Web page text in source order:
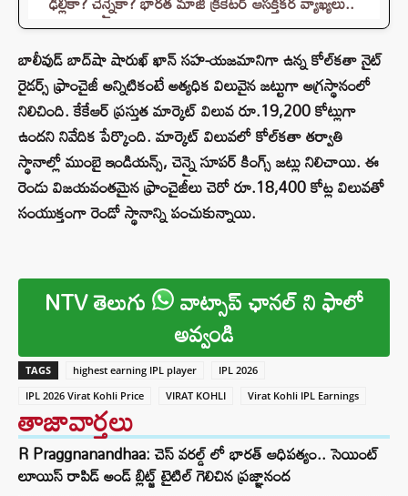
బాలీవుడ్ బాద్‌షా షారుఖ్ ఖాన్ సహ-యజమానిగా ఉన్న కోల్‌కతా నైట్
రైడర్స్ ఫ్రాంచైజీ అన్నిటికంటే అత్యధిక విలువైన జట్టుగా అగ్రస్థానంలో
నిలిచింది. కేకేఆర్ ప్రస్తుత మార్కెట్ విలువ రూ.19,200 కోట్లుగా
ఉందని నివేదిక పేర్కొంది. మార్కెట్ విలువలో కోల్‌కతా తర్వాతి
స్థానాల్లో ముంబై ఇండియన్స్, చెన్నై సూపర్ కింగ్స్ జట్లు నిలిచాయి. ఈ
రెండు విజయవంతమైన ఫ్రాంచైజీలు చెరో రూ.18,400 కోట్ల విలువతో
సంయుక్తంగా రెండో స్థానాన్ని పంచుకున్నాయి.
NTV తెలుగు వాట్సాప్ ఛానల్ ని ఫాలో
అవ్వండి
TAGS highest earning IPL player
IPL 2026
IPL 2026 Virat Kohli Price
VIRAT KOHLI Virat Kohli IPL Earnings
తాజావార్తలు
R Praggnanandhaa: చెస్ వరల్డ్ లో భారత్ ఆధిపత్యం.. సెయింట్
లూయిస్ రాపిడ్ అండ్ బ్లిట్జ్ టైటిల్ గెలిచిన ప్రజ్ఞానంద